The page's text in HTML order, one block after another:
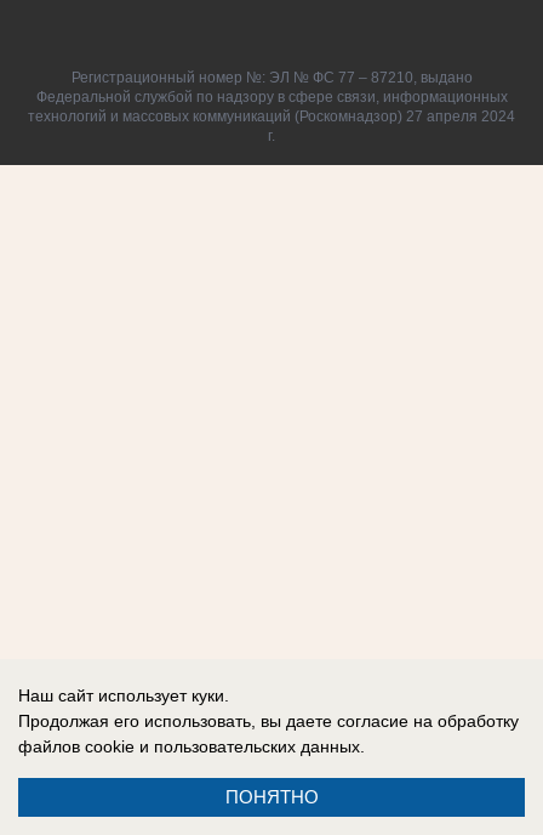
Регистрационный номер №: ЭЛ № ФС 77 – 87210, выдано
Федеральной службой по надзору в сфере связи, информационных
технологий и массовых коммуникаций (Роскомнадзор) 27 апреля 2024
г.
Наш сайт использует куки.
Продолжая его использовать, вы даете согласие на обработку
файлов cookie и пользовательских данных.
ПОНЯТНО